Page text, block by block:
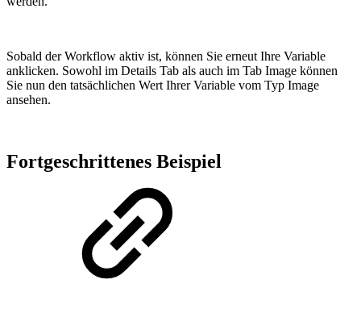
Sobald der Workflow aktiv ist, können Sie erneut Ihre Variable
anklicken. Sowohl im Details Tab als auch im Tab Image können
Sie nun den tatsächlichen Wert Ihrer Variable vom Typ Image
ansehen.
Fortgeschrittenes Beispiel